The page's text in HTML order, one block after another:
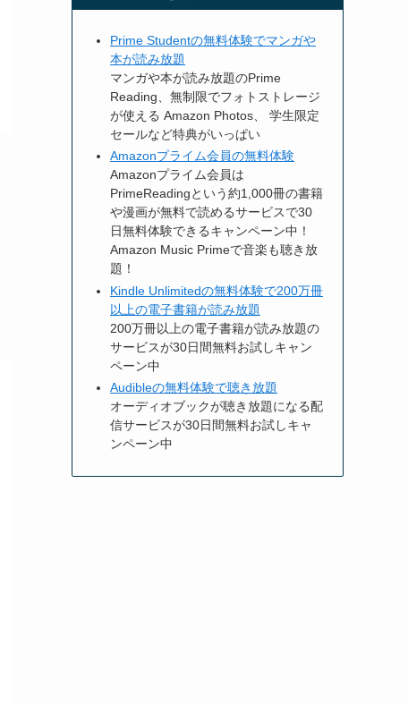
Prime Studentの無料体験でマンガや
本が読み放題
マンガや本が読み放題のPrime
Reading、無制限でフォトストレージ
が使える Amazon Photos、 学生限定
セールなど特典がいっぱい
Amazonプライム会員の無料体験
Amazonプライム会員は
PrimeReadingという約1,000冊の書籍
や漫画が無料で読めるサービスで30
日無料体験できるキャンペーン中！
Amazon Music Primeで音楽も聴き放
題！
Kindle Unlimitedの無料体験で200万冊
以上の電子書籍が読み放題
200万冊以上の電子書籍が読み放題の
サービスが30日間無料お試しキャン
ペーン中
Audibleの無料体験で聴き放題
オーディオブックが聴き放題になる配
信サービスが30日間無料お試しキャ
ンペーン中